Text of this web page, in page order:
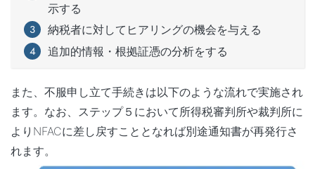
示する
納税者に対してヒアリングの機会を与える
追加的情報・根拠証憑の分析をする
また、不服申し立て手続きは以下のような流れで実施され
ます。なお、ステップ５において所得税審判所や裁判所に
よりNFACに差し戻すこととなれば別途通知書が再発行さ
れます。